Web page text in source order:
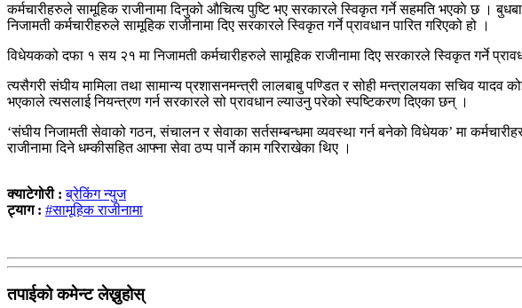
कर्मचारीहरुले सामूहिक राजीनामा दिनुको औचित्य पुष्टि भए सरकारले स्विकृत गर्ने सहमति भएकाे छ ।
निजामती कर्मचारीहरुले सामूहिक राजीनामा दिए सरकारले स्विकृत गर्ने प्रावधान पारित गरिएको हो ।
विधेयकको दफा १ सय २१ मा निजामती कर्मचारीहरुले सामूहिक राजीनामा दिए सरकारले स्विकृत गर्ने
त्यसैगरी संघीय मामिला तथा सामान्य प्रशासनमन्त्री लालबाबु पण्डित र सोही मन्त्रालयका सचिव यादव
भएकाले त्यसलाई नियन्त्रण गर्न सरकारले सो प्रावधान ल्याउनु परेको स्पष्टिकरण दिएका छन् ।
‘संघीय निजामती सेवाको गठन, संचालन र सेवाका सर्तसम्बन्धमा व्यवस्था गर्न बनेको विधेयक’ मा
राजीनामा दिने धम्कीसहित आफ्ना सेवा ठप्प पार्ने काम गरिराखेका थिए ।
क्याटेगोरी :ब्रेकिंग न्युज
ट्याग : #सामूहिक राजीनामा
तपाईको कमेन्ट लेख्नुहोस्